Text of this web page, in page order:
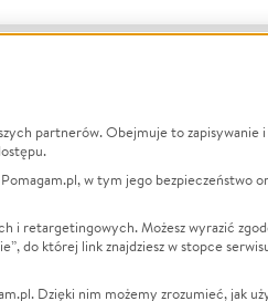
Zbieraj na
Leczenie
Zwierzęta
Pożar
partnerów. Obejmuje to
w tym jego bezpieczeństwo
i retargetingowych. Możesz wyrazić
do której link znajdziesz w stopce
Dzięki nim możemy zrozumieć, jak